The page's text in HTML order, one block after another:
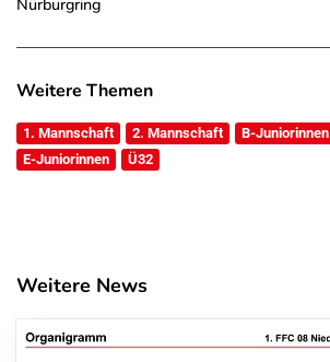
Nürburgring
Weitere Themen
1. Mannschaft 2. Mannschaft B-Juniorinnen
E-Juniorinnen
Ü32
Weitere News